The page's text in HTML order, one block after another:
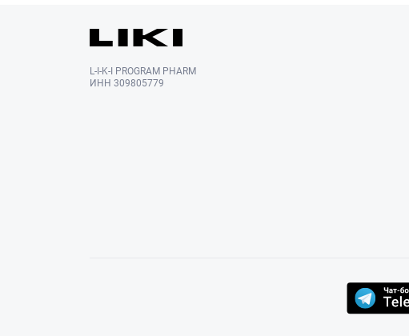
L-I-K-I PROGRAM PHARM
ИНН 309805779